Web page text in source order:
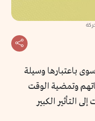
سوى باعتبارها وسيلة
وتمضية الوقت
التأثير الكبير